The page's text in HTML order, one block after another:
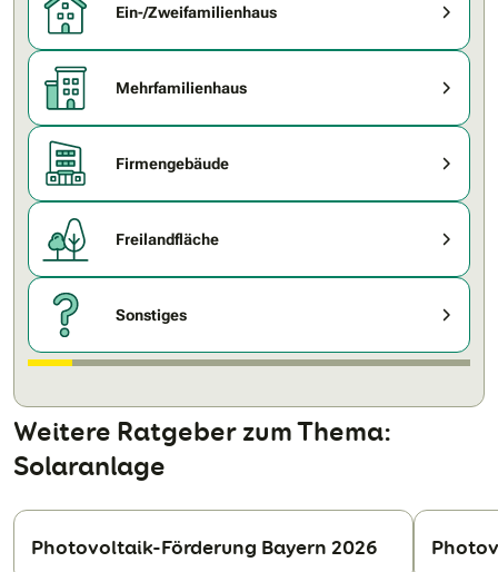
Ein-/Zweifamilienhaus
Mehrfamilienhaus
Firmengebäude
Freilandfläche
Sonstiges
Weitere Ratgeber zum Thema:
Solaranlage
Photovoltaik-Förderung Bayern 2026